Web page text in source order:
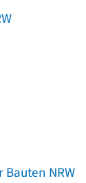
NRW